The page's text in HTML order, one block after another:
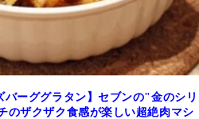
バーググラタン】セブンの"金のシリ
のザクザク食感が楽しい超絶肉マシ